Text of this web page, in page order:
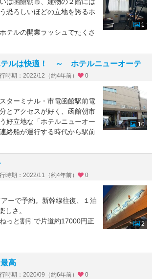
恐ろしいほどの立地を誇るホ
テルの開業ラッシュでたくさ
していますが、こちらは実は
1
テルは快適！ ～ ホテルニューオーテ
時期：2022/12（約4年前） 0
ターミナル・市電函館駅前電
とアクセスが好く、函館朝市
好立地な「ホテルニューオー
絡船が運行する時代から駅前
10
時期：2022/11（約4年前） 0
ーで予約。新幹線往復、１泊
しさ。
っと割引で片道約17000円正
ロ函館駅前店の横にあり立地
2
高
時期：2020/09（約6年前） 0